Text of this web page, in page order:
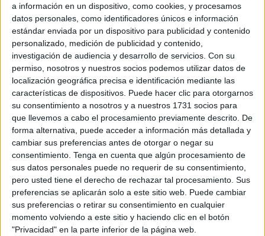
a información en un dispositivo, como cookies, y procesamos
datos personales, como identificadores únicos e información
estándar enviada por un dispositivo para publicidad y contenido
personalizado, medición de publicidad y contenido,
investigación de audiencia y desarrollo de servicios. Con su
permiso, nosotros y nuestros socios podemos utilizar datos de
localización geográfica precisa e identificación mediante las
características de dispositivos. Puede hacer clic para otorgarnos
su consentimiento a nosotros y a nuestros 1731 socios para
que llevemos a cabo el procesamiento previamente descrito. De
forma alternativa, puede acceder a información más detallada y
cambiar sus preferencias antes de otorgar o negar su
consentimiento. Tenga en cuenta que algún procesamiento de
sus datos personales puede no requerir de su consentimiento,
pero usted tiene el derecho de rechazar tal procesamiento. Sus
preferencias se aplicarán solo a este sitio web. Puede cambiar
sus preferencias o retirar su consentimiento en cualquier
momento volviendo a este sitio y haciendo clic en el botón
"Privacidad" en la parte inferior de la página web.
Comisiones Obreras (CCOO) seguirá insistiendo al
conjunto de laAdministración General del Estado(AGE)
para que convoque en la ciudad autónoma los exámenes
de lasoposicionesde las plazas vacantes que pretenda
cubrir en Ceuta para no dificultar con desplazamientos y
sobrecostes la presentación de candidatos locales y para
facilitar el arraigo delfuncionariadoque las obtiene.
El secretario general del sindicato en la ciudad, Emilio
Postigo, ha recordado que “es algo que hemos conseguido
en el Ministerio de Justicia y en lo que insistiremos al resto
de la AGE”, ya que “si dificultamos la presentación de
opositores locales al final nos encontramos con mucha
pérdida deempleo públicocuando quienes consiguen las
plazas en Ceuta pueden, a los dos años, pedir traslado”.